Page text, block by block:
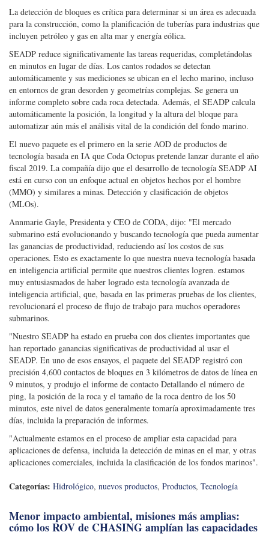
La detección de bloques es crítica para determinar si un área es adecuada
para la construcción, como la planificación de tuberías para industrias que
incluyen petróleo y gas en alta mar y energía eólica.
SEADP reduce significativamente las tareas requeridas, completándolas
en minutos en lugar de días. Los cantos rodados se detectan
automáticamente y sus mediciones se ubican en el lecho marino, incluso
en entornos de gran desorden y geometrías complejas. Se genera un
informe completo sobre cada roca detectada. Además, el SEADP calcula
automáticamente la posición, la longitud y la altura del bloque para
automatizar aún más el análisis vital de la condición del fondo marino.
El nuevo paquete es el primero en la serie AOD de productos de
tecnología basada en IA que Coda Octopus pretende lanzar durante el año
fiscal 2019. La compañía dijo que el desarrollo de tecnología SEADP AI
está en curso con un enfoque actual en objetos hechos por el hombre
(MMO) y similares a minas. Detección y clasificación de objetos
(MLOs).
Annmarie Gayle, Presidenta y CEO de CODA, dijo: "El mercado
submarino está evolucionando y buscando tecnología que pueda aumentar
las ganancias de productividad, reduciendo así los costos de sus
operaciones. Esto es exactamente lo que nuestra nueva tecnología basada
en inteligencia artificial permite que nuestros clientes logren. estamos
muy entusiasmados de haber logrado esta tecnología avanzada de
inteligencia artificial, que, basada en las primeras pruebas de los clientes,
revolucionará el proceso de flujo de trabajo para muchos operadores
submarinos.
"Nuestro SEADP ha estado en prueba con dos clientes importantes que
han reportado ganancias significativas de productividad al usar el
SEADP. En uno de esos ensayos, el paquete del SEADP registró con
precisión 4,600 contactos de bloques en 3 kilómetros de datos de línea en
9 minutos, y produjo el informe de contacto Detallando el número de
ping, la posición de la roca y el tamaño de la roca dentro de los 50
minutos, este nivel de datos generalmente tomaría aproximadamente tres
días, incluida la preparación de informes.
"Actualmente estamos en el proceso de ampliar esta capacidad para
aplicaciones de defensa, incluida la detección de minas en el mar, y otras
aplicaciones comerciales, incluida la clasificación de los fondos marinos".
Categorías: Hidrológico, nuevos productos, Productos, Tecnología
Menor impacto ambiental, misiones más amplias:
cómo los ROV de CHASING amplían las capacidades